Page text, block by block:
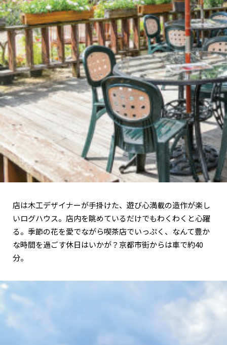
店は木工デザイナーが手掛けた、遊び心満載の造作が楽し
いログハウス。店内を眺めているだけでもわくわくと心躍
る。季節の花を愛でながら喫茶店でいっぷく、なんて豊か
な時間を過ごす休日はいかが？京都市街からは車で約40
分。